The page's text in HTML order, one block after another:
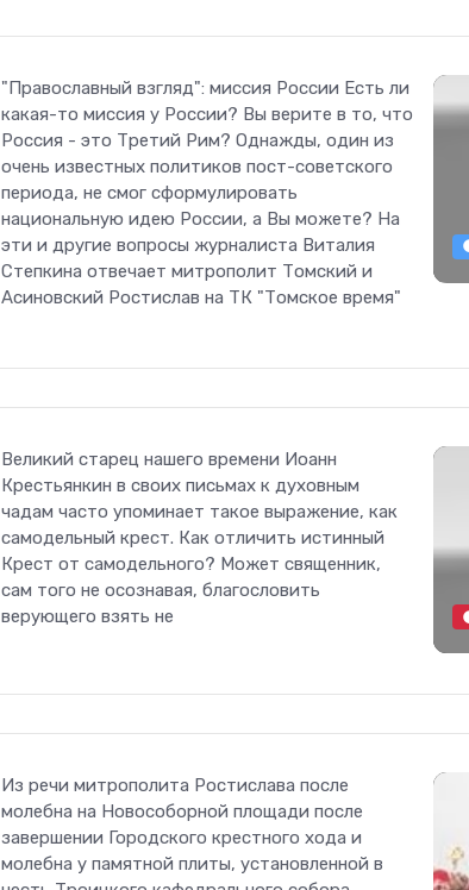
"Православный взгляд": миссия России Есть ли
какая-то миссия у России? Вы верите в то, что
Россия - это Третий Рим? Однажды, один из
очень известных политиков пост-советского
периода, не смог сформулировать
национальную идею России, а Вы можете? На
эти и другие вопросы журналиста Виталия
Степкина отвечает митрополит Томский и
Асиновский Ростислав на ТК "Томское время"
Великий старец нашего времени Иоанн
Крестьянкин в своих письмах к духовным
чадам часто упоминает такое выражение, как
самодельный крест. Как отличить истинный
Крест от самодельного? Может священник,
сам того не осознавая, благословить
верующего взять не
Из речи митрополита Ростислава после
молебна на Новособорной площади после
завершении Городского крестного хода и
молебна у памятной плиты, установленной в